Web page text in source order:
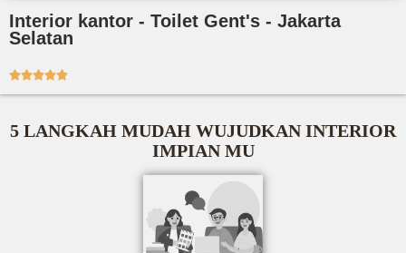
Interior kantor - Toilet Gent's - Jakarta
Selatan

5 LANGKAH MUDAH WUJUDKAN INTERIOR
IMPIAN MU